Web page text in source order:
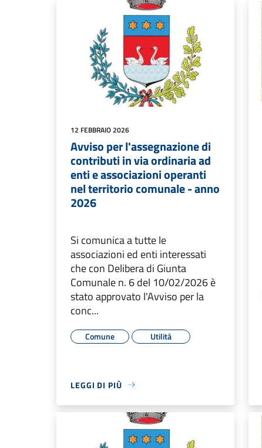
12 FEBBRAIO 2026
Avviso per l'assegnazione di
contributi in via ordinaria ad
enti e associazioni operanti
nel territorio comunale - anno
2026
Si comunica a tutte le
associazioni ed enti interessati
che con Delibera di Giunta
Comunale n. 6 del 10/02/2026 è
stato approvato l'Avviso per la
conc...
Comune Utilità
LEGGI DI PIÙ